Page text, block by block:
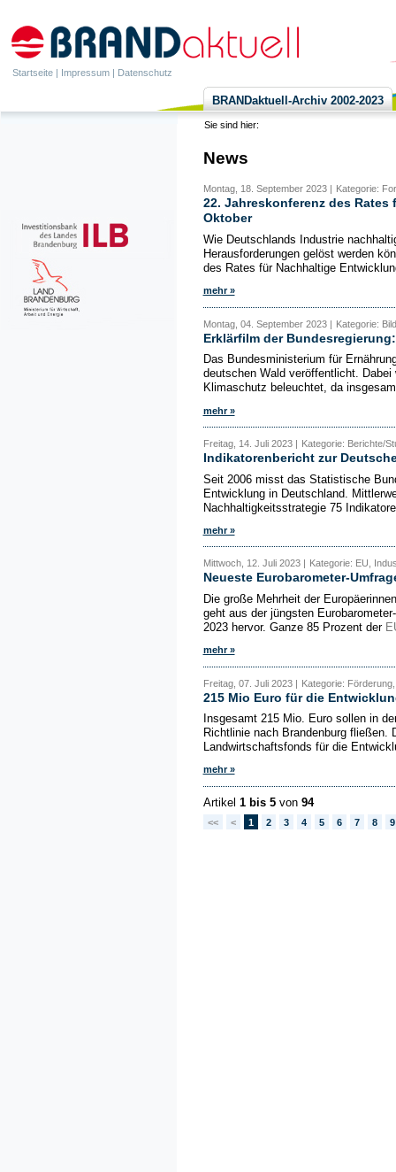
Startseite | Impressum | Datenschutz
BRANDaktuell-Archiv 2002-2023
Sie sind hier:
News
Montag, 18. September 2023 | Kategorie:
22. Jahreskonferenz des Rates
Oktober
Wie Deutschlands Industrie
Herausforderungen gelöst werden
des Rates für Nachhaltige
mehr »
Montag, 04. September 2023 | Kategorie:
Erklärfilm der
Das Bundesministerium für
deutschen Wald veröffentlicht.
Klimaschutz beleuchtet, da
mehr »
Freitag, 14. Juli 2023 | Kategorie: Berichte/
Indikatorenbericht zur
Seit 2006 misst das Statistische
Entwicklung in Deutschland.
Nachhaltigkeitsstrategie 75
mehr »
Mittwoch, 12. Juli 2023 | Kategorie: EU,
Neueste Eurobarometer-
Die große Mehrheit der
geht aus der jüngsten
2023 hervor. Ganze 85 Prozent der
mehr »
Freitag, 07. Juli 2023 | Kategorie:
215 Mio Euro für die
Insgesamt 215 Mio. Euro sollen in
Richtlinie nach Brandenburg fließen.
Landwirtschaftsfonds für die
mehr »
Artikel 1 bis 5von 94
<< < 1 2 3 4 5 6 7 8 9